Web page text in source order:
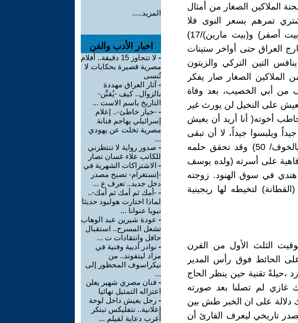
الملاكين الصغار من أمثال
تمرهم بسعر النوى فلا
يجدونه، بينما(الملاكون الكبار يبيعون تمورهم إلى (بيت أصفر) و(بيت مارين)/17)
العراق حتى أواخر ستينات
التين التركي والزيتون
الملاكين الصغار صار يفكر
من أبي الخصيب، بعد وفاة
على النخيل لن يورث غير
خاطب أخوته( أنا أريد أن يعيش
ويلبسوا جيداً، لا أن تبقى
عيونهم مفتوحة على عذوق النخيل وقلوبهم مليئة بالخوف/ 50) وقد تحقق حلمه
على أسرته (ولده يوسف
هندي في سوق الهنود. زوجته
لتخيطه لها ريجينية
الثلث الأول من القرن
الحائط فوق رأس المدير
ثم يستعمل السارد ،حيلةً تقنية حين ينظر الحاج
غازي لم تصلنا بعد صورته
دلالة على ان الخبر طش بين
إلى مصدر تاريخي ليعرف القارئ أن
المزيد.....
اخبار الأدب والفن
-
لا تتجاوز 15 دقيقة.. أفلام
مصرية قصيرة بحكايات لا
تُنسى
- آثار العراق مهددة
بالزوال.. كيف -يُقنَّن-
التاريخ باسم الاست ...
- -خيار خاطئ-.. إعلام
إسرائيلي يهاجم فنانة
مصرية تخلت عن يهودي
...
- صدور رواية لا تنتظرني
للكاتب علاء غسان نصار
- الاشتراكات الشهرية في
-إنستغرام- تصبح مصدر
دخل جديد.. تعرف ع ...
- -أمك ثم أمك ثم أمك-..
لماذا اختارت هوليود حديثا
نبويا عنوانا ...
- عودة شيرين عبد الوهاب
تشعل المسرح.. استقبال
حافل وانتقادات ت ...
- نوادر أدبية وفنية في
مزاد ليتفوند.. من
نيكراسوف المحظور إلى
...
- فنان مصري شهير يعلن
اعتزاله التمثيل نهائيا
- رجل يعيش داخل لوحة
إعلانية.. نتفليكس تبتكر
أغرب دعاية لفيلم ...